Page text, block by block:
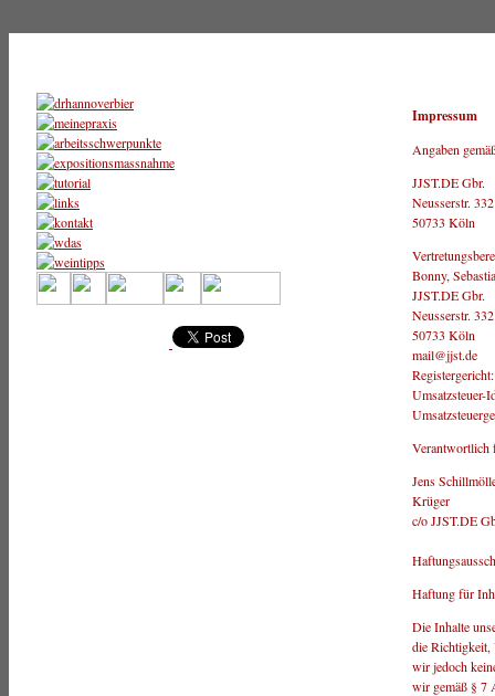
Impressum
Angaben
JJST.DE Gbr.
Neusserstr. 332
50733 Köln
Bonny,
JJST.DE Gbr.
Neusserstr. 332
50733 Köln
mail@jjst.de
Umsatzsteuer-
Verantwortlich
Jens
Krüger
c/o JJST.DE
Haftung für
Die Inhalte
die Richtigkeit,
wir jedoch
wir gemäß § 7